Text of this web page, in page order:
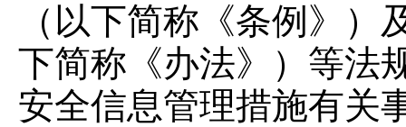
（以下简称《条例》
下简称《办法》）等法
安全信息管理措施有关